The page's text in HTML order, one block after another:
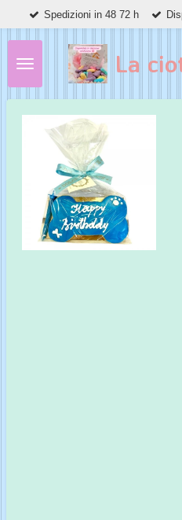
principale
La
Spedizioni in 48 72 h